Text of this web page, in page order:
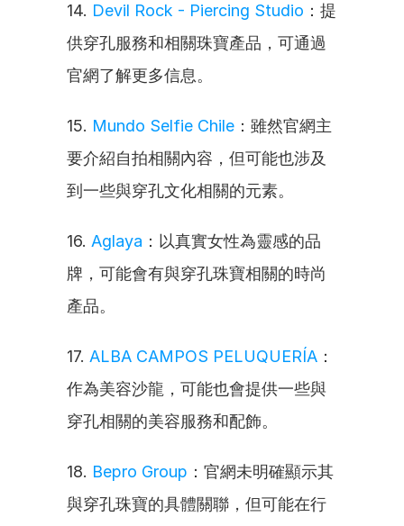
14. Devil Rock - Piercing Studio ：提
供穿孔服務和相關珠寶產品，可通過
官網了解更多信息。
15. Mundo Selfie Chile ：雖然官網主
要介紹自拍相關內容，但可能也涉及
到一些與穿孔文化相關的元素。
16. Aglaya ：以真實女性為靈感的品
牌，可能會有與穿孔珠寶相關的時尚
產品。
17. ALBA CAMPOS PELUQUERÍA ：
作為美容沙龍，可能也會提供一些與
穿孔相關的美容服務和配飾。
18. Bepro Group ：官網未明確顯示其
與穿孔珠寶的具體關聯，但可能在行